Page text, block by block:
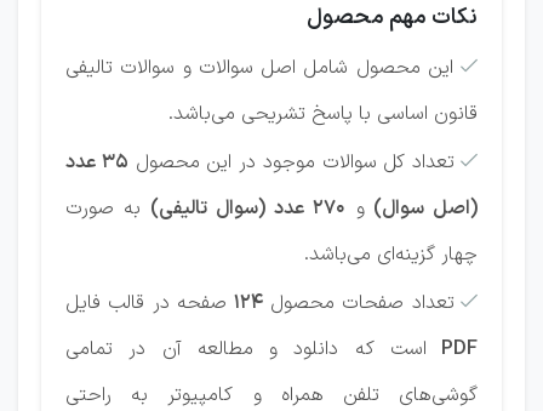
نکات مهم محصول
 این محصول شامل اصل سوالات و سوالات تالیفی
قانون اساسی با پاسخ تشریحی می‌باشد.
 تعداد کل سوالات موجود در این محصول
35 عدد
(اصل سوال)و 270 عدد (سوال تالیفی)
به صورت
چهار گزینه‌ای می‌باشد.
 تعداد صفحات محصول124 صفحه در قالب فایل
PDF است که دانلود و مطالعه آن در تمامی
گوشی‌های تلفن همراه و کامپیوتر به راحتی